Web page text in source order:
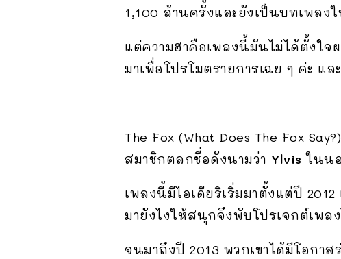
1,100 ล้านครั้งและยังเป็นบทเพลง
แต่ความฮาคือเพลงนี้มันไม่ได้ตั้งใ
มาเพื่อโปรโมตรายการเฉย ๆ ค่ะ แ
The Fox (What Does The Fox
สมาชิกตลกชื่อดังนามว่า Ylvis ในน
เพลงนี้มีไอเดียริเริ่มมาตั้งแต่ปี
มายังไงให้สนุกจึงพับโปรเจกต์เพล
จนมาถึงปี 2013 พวกเขาได้มีโอกา